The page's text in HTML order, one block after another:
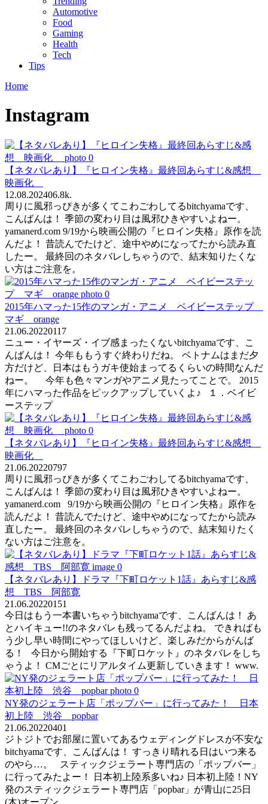
Automotive
Food
Gaming
Health
Tech
Tips
Home
Instagram
【ネタバレあり】『ヒロイン失格』最終回あらすじ&感想
映画化
12.08.202406.8k.
周りに風邪っぴきが多くてこわごわしてるbitchyamaです、
こんばんは！ 季節の変わり目は風邪ひきやすいよねー。
yamanerd.com 9/19から映画公開の『ヒロイン失格』原作を読
んだよ！ 昔読んでたけど、途中やめになってたから読み直
したー。 最終回のネタバレしちゃうので、結末知りたくな
い方はご注意を。
2015年ハマった15作のマンガ・アニメ ベイビーステップ
マギ orange
21.06.20220117
ニュー・イヤーズ・イブ感まったくないbitchyamaです、こ
んばんは！ 今年ももうすぐ終わりだね。 ベトナムはまだ夕
方だけど、日本はもうガキ使始まってるくらいの時間なんだ
ねー。 今年も色々マンガやアニメ見たってことで。 2015
年にハマった作品をピックアップしていくよ♪ １．ベイビ
ーステップ
【ネタバレあり】『ヒロイン失格』最終回あらすじ&感想
映画化
21.06.20220797
周りに風邪っぴきが多くてこわごわしてるbitchyamaです、
こんばんは！ 季節の変わり目は風邪ひきやすいよねー。
yamanerd.com 9/19から映画公開の『ヒロイン失格』原作を
読んだよ！ 昔読んでたけど、途中やめになってたから読み
直したー。 最終回のネタバレしちゃうので、結末知りたく
ない方はご注意を。
【ネタバレあり】ドラマ『下町ロケット1話』あらすじ&感
想 TBS 阿部寛
21.06.20220151
今日はもう一本書いちゃうbitchyamaです、こんばんは！ あ
とハイキュー!!のネタバレも残ってるんだよね。 できればも
う少し早い時間にやってほしいけど、楽しみだからがんば
る！ 今日から開始する『下町ロケット』のネタバレをしち
ゃうよ！ CMごとにリアルタイム更新していきます！ www.
NY発のジェラート店「ポップバー」に行ってみた！ 日本
初上陸 渋谷 popbar
21.06.20220401
ジトジトでお部屋に置いてあるウェディングドレスが不安な
bitchyamaです、こんばんは！ すっきり晴れる日はいつ来る
のやら…。 スティックジェラート専門店の「ポップバー」
に行ってみたよー！ 日本初上陸系多いね♪ 日本初上陸！NY
発のスティックジェラート専門店「popbar」が青山に25日
(木)オープン。